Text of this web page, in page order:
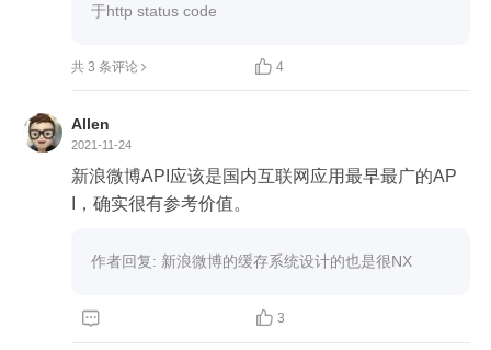
于http status code
共 3 条评论  4
Allen
2021-11-24
新浪微博API应该是国内互联网应用最早最广的AP
I，确实很有参考价值。
作者回复: 新浪微博的缓存系统设计的也是很NX
  3